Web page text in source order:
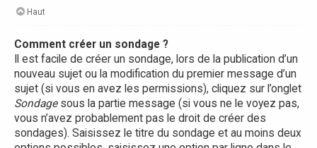
Haut
Comment créer un sondage ?
Il est facile de créer un sondage, lors de la publication d’un
nouveau sujet ou la modification du premier message d’un
sujet (si vous en avez les permissions), cliquez sur l’onglet
Sondagesous la partie message (si vous ne le voyez pas,
vous n’avez probablement pas le droit de créer des
sondages). Saisissez le titre du sondage et au moins deux